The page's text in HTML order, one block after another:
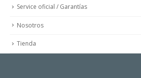
Service oficial / Garantías
Nosotros
Tienda